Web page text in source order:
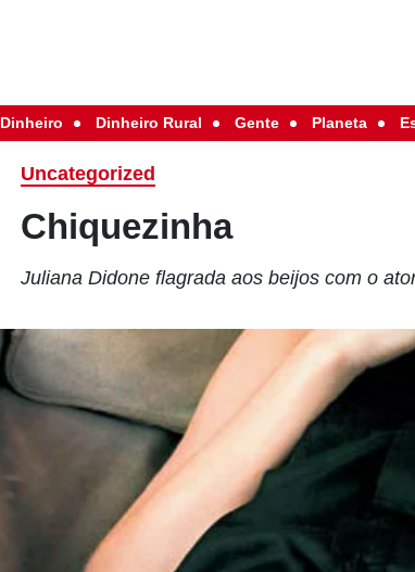
Dinheiro Dinheiro Rural Gente Planeta
Uncategorized
Chiquezinha
Juliana Didone flagrada aos beijos com o